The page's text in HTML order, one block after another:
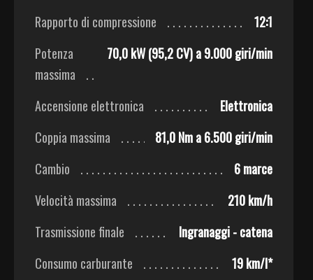
Rapporto di compressione
12:1
Potenza
massima
70,0 kW (95,2 CV) a 9.000 giri/min
Accensione elettronica
Elettronica
Coppia massima
81,0 Nm a 6.500 giri/min
Cambio
6 marce
Velocità massima
210 km/h
Trasmissione finale
Ingranaggi - catena
Consumo carburante
19 km/l*